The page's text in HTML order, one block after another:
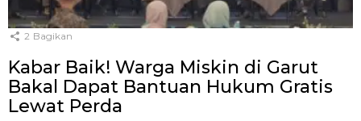
2 Bagikan
Kabar Baik! Warga Miskin di Garut
Bakal Dapat Bantuan Hukum Gratis
Lewat Perda